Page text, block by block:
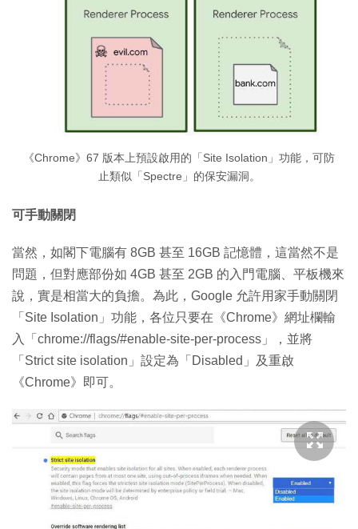
《Chrome》67 版本上預設啟用的「Site Isolation」功能，可防
止類似「Spectre」的保安漏洞。
可手動關閉
當然，如閣下電腦有 8GB 甚至 16GB 記憶體，這當然不是
問題，但對應部份如 4GB 甚至 2GB 的入門電腦、平板機來
說，實是相當大的負擔。為此，Google 允許用家手動關閉
「Site Isolation」功能，各位只要在《Chrome》網址欄輸
入「chrome://flags/#enable-site-per-process」，並將
「Strict site isolation」設定為「Disabled」及重啟
《Chrome》即可。